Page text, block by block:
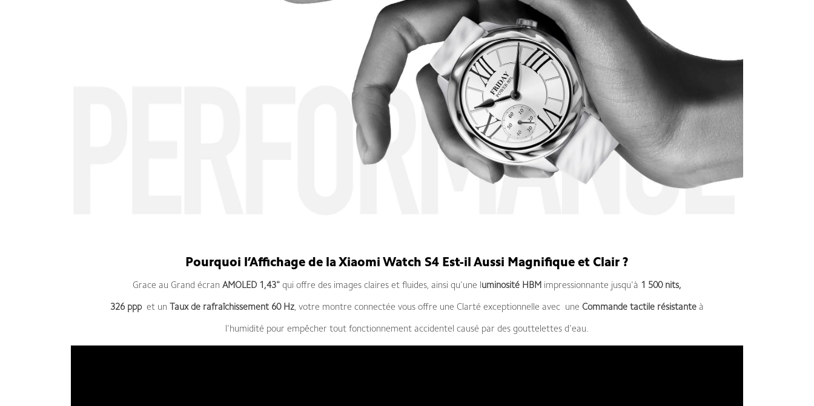
Pourquoi l’Affichage de la Xiaomi Watch S4 Est-il Aussi Magnifique et Clair ?
Grace au Grand écran AMOLED 1,43" qui offre des images claires et fluides, ainsi qu'une luminosité HBM impressionnante jusqu'à 1 500 nits,
326 pppet un Taux de rafraîchissement 60 Hz, votre montre connectée vous offre une Clarté exceptionnelle avec une Commande tactile résistante à
l'humidité pour empêcher tout fonctionnement accidentel causé par des gouttelettes d'eau.